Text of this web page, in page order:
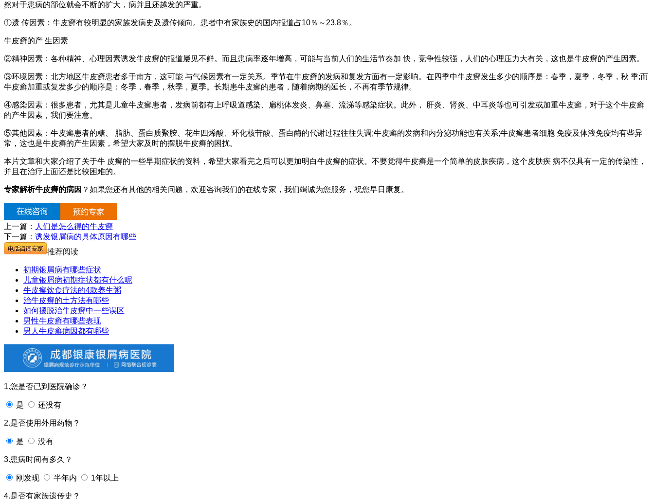
然对于患病的部位就会不断的扩大，病并且还越发的严重。
①遗 传因素：牛皮癣有较明显的家族发病史及遗传倾向。患者中有家族史的国内报道占10％～23.8％。
牛皮癣的产 生因素
②精神因素：各种精神、心理因素诱发牛皮癣的报道屡见不鲜。而且患病率逐年增高，可能与当前人们的生活节奏加 快，竞争性较强，人们的心理压力大有关，这也是牛皮癣的产生因素。
③环境因素：北方地区牛皮癣患者多于南方，这可能 与气候因素有一定关系。季节在牛皮癣的发病和复发方面有一定影响。在四季中牛皮癣发生多少的顺序是：春季，夏季，冬季，秋 季;而
牛皮癣加重或复发多少的顺序是：冬季，春季，秋季，夏季。长期患牛皮癣的患者，随着病期的延长，不再有季节规律。
④感染因素：很多患者，尤其是儿童牛皮癣患者，发病前都有上呼吸道感染、扁桃体发炎、鼻塞、流涕等感染症状。此外， 肝炎、肾炎、中耳炎等也可引发或加重牛皮癣，对于这个牛皮癣
的产生因素，我们要注意。
⑤其他因素：牛皮癣患者的糖、 脂肪、蛋白质聚胺、花生四烯酸、环化核苷酸、蛋白酶的代谢过程往往失调;牛皮癣的发病和内分泌功能也有关系;牛皮癣患者细胞 免疫及体液免疫均有些异
常，这也是牛皮癣的产生因素，希望大家及时的摆脱牛皮癣的困扰。
本片文章和大家介绍了关于牛 皮癣的一些早期症状的资料，希望大家看完之后可以更加明白牛皮癣的症状。不要觉得牛皮癣是一个简单的皮肤疾病，这个皮肤疾 病不仅具有一定的传染性，
并且在治疗上面还是比较困难的。
专家解析牛皮癣的病因 ？如果您还有其他的相关问题，欢迎咨询我们的在线专家，我们竭诚为您服务，祝您早日康复。
上一篇： 人们是怎么得的牛皮癣
下一篇： 诱发银屑病的具体原因有哪些
推荐阅读
初期银屑病有哪些症状
儿童银屑病初期症状都有什么呢
牛皮癣饮食疗法的4款养生粥
治牛皮癣的土方法有哪些
如何摆脱治牛皮癣中一些误区
男性牛皮癣有哪些表现
男人牛皮癣病因都有哪些
1.您是否已到医院确诊？
是 还没有
2.是否使用外用药物？
是 没有
3.患病时间有多久？
刚发现 半年内 1年以上
4.是否有家族遗传史？